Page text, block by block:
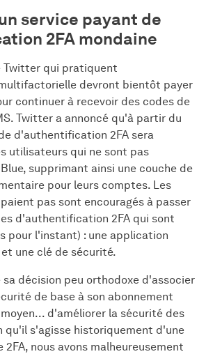
service payant de
2FA mondaine
Twitter qui pratiquent
devront bientôt payer
continuer à recevoir des codes de
Twitter a annoncé qu'à partir du
d'authentification 2FA sera
utilisateurs qui ne sont pas
supprimant ainsi une couche de
pour leurs comptes. Les
pas sont encouragés à passer
d'authentification 2FA qui sont
pour l'instant) : une application
une clé de sécurité.
décision peu orthodoxe d'associer
de base à son abonnement
d'améliorer la sécurité des
qu'il s'agisse historiquement d'une
nous avons malheureusement